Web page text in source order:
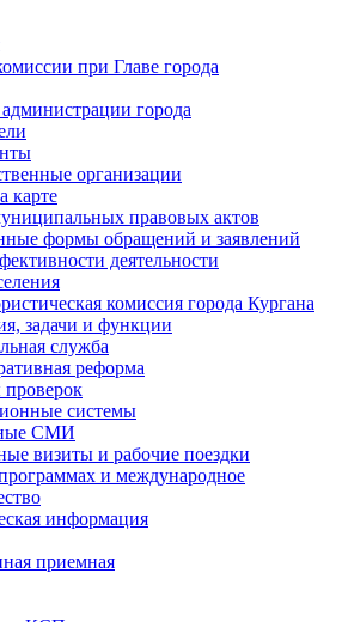
при Главе города
города
организации
карте
правовых актов
формы обращений и заявлений
деятельности
комиссия города Кургана
задачи и функции
служба
реформа
проверок
системы
СМИ
визиты и рабочие поездки
и международное
информация
приемная